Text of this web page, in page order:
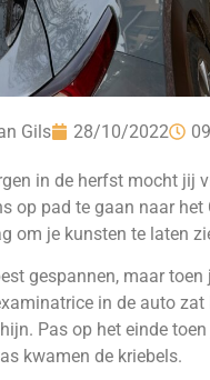
Gils 28/10/2022
in de herfst mocht jij
op pad te gaan naar het
om je kunsten te laten
gespannen, maar toen
in de auto
Pas op het einde
kwamen de kriebels.